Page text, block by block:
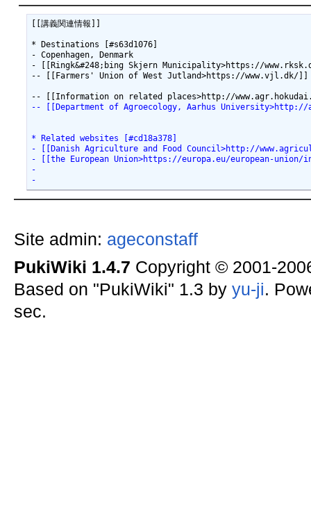
[[講義関連情報]]
* Destinations [#s63d1076]
- Copenhagen, Denmark
- [[Ringk&#248;bing Skjern Municipality>https://
-- [[Farmers' Union of West Jutland>https://www.vjl.dk/]]
-- [[Department of Agroecology, Aarhus
* Related websites [#cd18a378]
- [[Danish Agriculture and Food Council>http://
- [[the European Union>https://europa.eu/european-union/
-
-
Site admin: ageconstaff
PukiWiki 1.4.7 Copyright © 2001-
Based on "PukiWiki" 1.3 by yu-ji.
sec.